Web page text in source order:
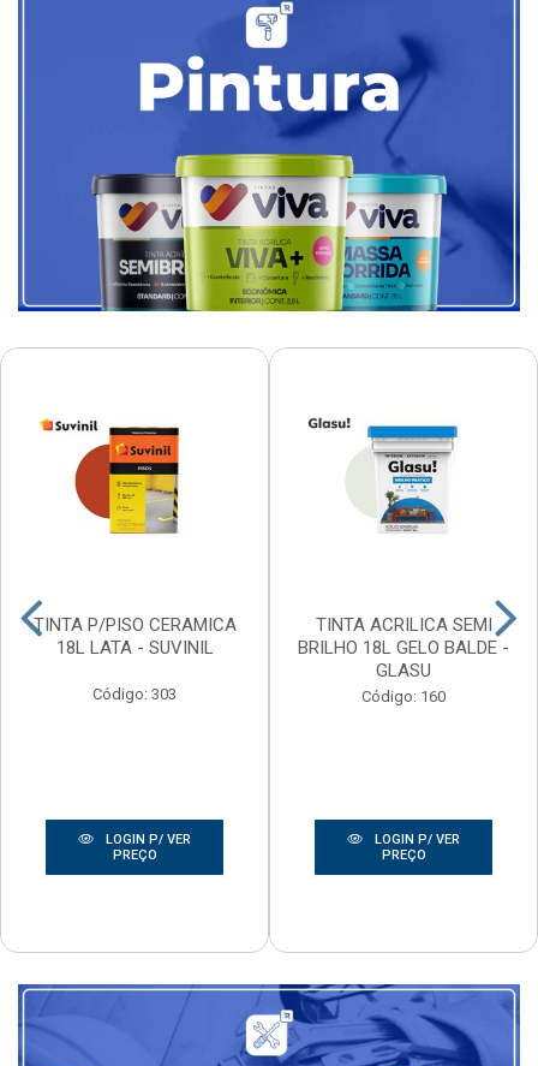
TINTA P/PISO CERAMICA
18L LATA - SUVINIL
Código: 303
LOGIN P/ VER
PREÇO
TINTA ACRILICA SEMI
BRILHO 18L GELO BALDE -
GLASU
Código: 160
LOGIN P/ VER
PREÇO